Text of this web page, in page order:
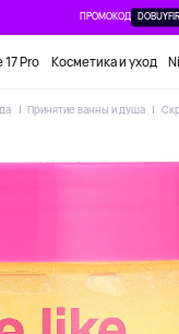
ПРОМОКОД
17 Pro Косметика и уход
Принятие ванны и душа